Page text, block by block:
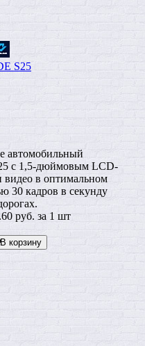
S25
автомобильный
с 1,5-дюймовым LCD-
видео в оптимальном
30 кадров в секунду
руб. за 1 шт
В корзину